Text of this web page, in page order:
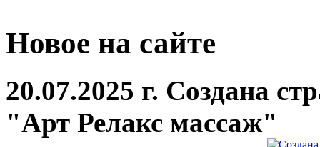
Новое на сайте
20.07.2025 г. Создана
"Арт Релакс массаж"